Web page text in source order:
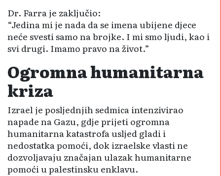
Dr. Farra je zaključio:
“Jedina mi je nada da se imena ubijene djece
neće svesti samo na brojke. I mi smo ljudi, kao i
svi drugi. Imamo pravo na život.”
Ogromna humanitarna
kriza
Izrael je posljednjih sedmica intenzivirao
napade na Gazu, gdje prijeti ogromna
humanitarna katastrofa usljed gladi i
nedostatka pomoći, dok izraelske vlasti ne
dozvoljavaju značajan ulazak humanitarne
pomoći u palestinsku enklavu.